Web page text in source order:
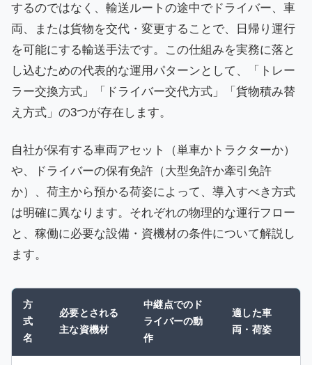
するのではなく、輸送ルートの途中でドライバー、車
両、または貨物を交代・変更することで、日帰り運行
を可能にする輸送手法です。この仕組みを実務に落と
し込むための代表的な運用パターンとして、「トレー
ラー交換方式」「ドライバー交代方式」「貨物積み替
え方式」の3つが存在します。
自社が保有する車両アセット（単車かトラクターか）
や、ドライバーの保有免許（大型免許か牽引免許
か）、荷主から預かる荷姿によって、導入すべき方式
は明確に異なります。それぞれの物理的な運行フロー
と、稼働に必要な設備・資機材の条件について解説し
ます。
方
式
名
必要とされる
主な資機材
中継点でのド
ライバーの動
作
適した車
両・荷姿